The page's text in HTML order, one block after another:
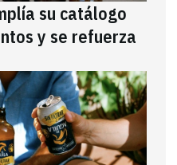
su catálogo
y se refuerza